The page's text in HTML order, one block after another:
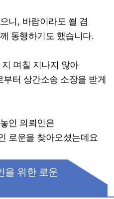
니, 바람이라도 쐴 겸
동행하기도 했습니다.
며칠 지나지 않아
부터 상간소송 소장을 받게
인 의뢰인은
로운을 찾아오셨는데요
을 위한 로운